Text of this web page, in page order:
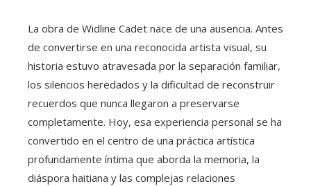
La obra de Widline Cadet nace de una ausencia. Antes
de convertirse en una reconocida artista visual, su
historia estuvo atravesada por la separación familiar,
los silencios heredados y la dificultad de reconstruir
recuerdos que nunca llegaron a preservarse
completamente. Hoy, esa experiencia personal se ha
convertido en el centro de una práctica artística
profundamente íntima que aborda la memoria, la
diáspora haitiana y las complejas relaciones